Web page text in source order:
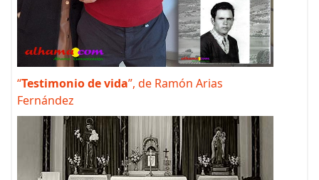
“Testimonio de vida”, de Ramón Arias
Fernández